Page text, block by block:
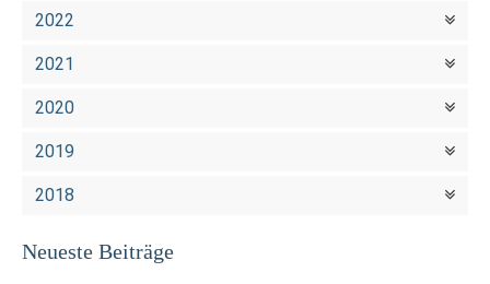
2022
2021
2020
2019
2018
Neueste Beiträge